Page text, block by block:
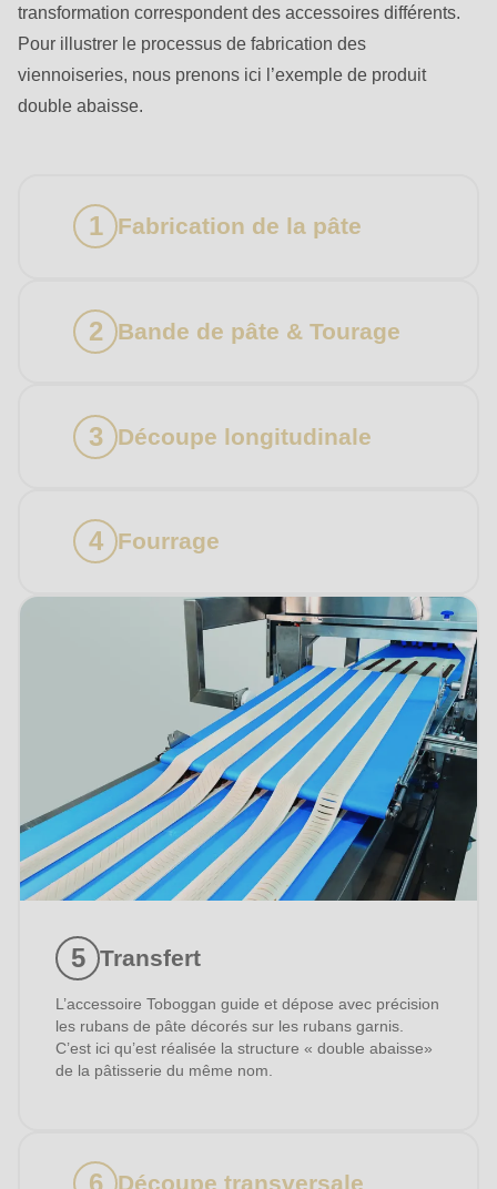
in
Drupal\rondo_contact\ContactService-
>Drupal\rondo_contact\
{closure}
transformation correspondent des accessoires différents.
Pour illustrer le processus de fabrication des
viennoiseries, nous prenons ici l’exemple de produit
double abaisse.
Fabrication de la pâte
Bande de pâte & Tourage
Découpe longitudinale
Fourrage
Transfert
L’accessoire Toboggan guide et dépose avec précision
les rubans de pâte décorés sur les rubans garnis.
C’est ici qu’est réalisée la structure « double abaisse»
de la pâtisserie du même nom.
Découpe transversale